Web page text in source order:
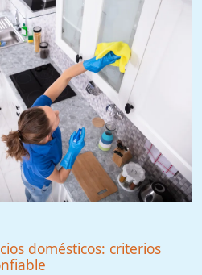
domésticos: criterios